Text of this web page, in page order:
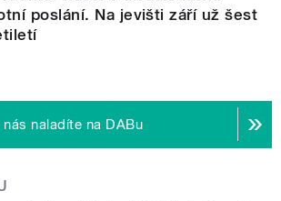
poslání. Na jevišti září už šest
nás naladíte na DABu